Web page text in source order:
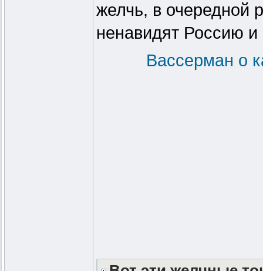
желчь, в очередной
ненавидят Россию и
Вассерман о